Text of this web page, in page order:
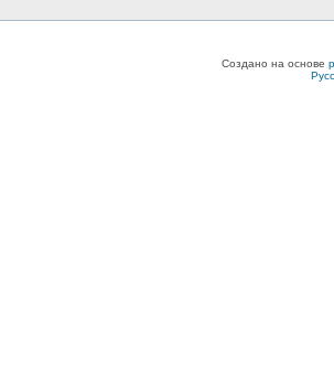
Создано на основе